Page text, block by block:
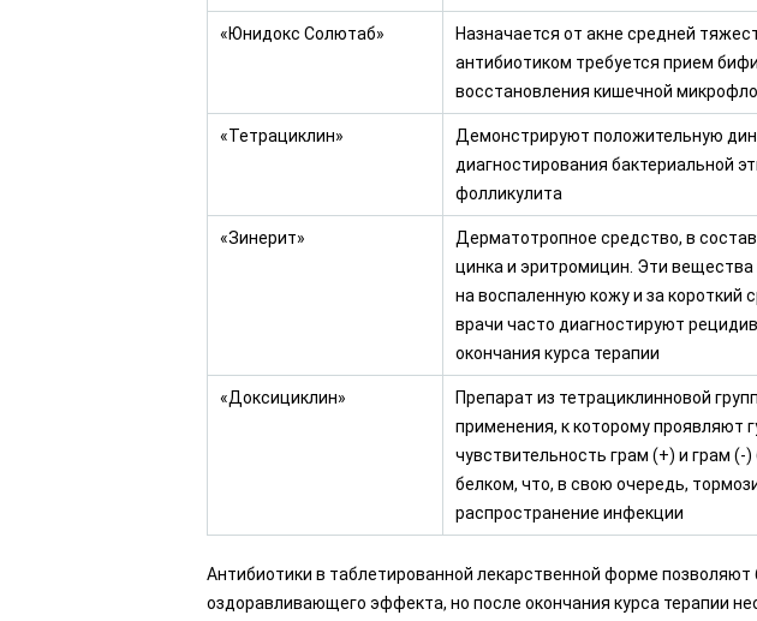
«Юнидокс Солютаб»
Назначается от акне средней
антибиотиком требуется прием
восстановления кишечной
«Тетрациклин»
Демонстрируют положительную
диагностирования бактериальной
фолликулита
«Зинерит»
Дерматотропное средство, в
цинка и эритромицин. Эти
на воспаленную кожу и за короткий
врачи часто диагностируют
окончания курса терапии
«Доксициклин»
Препарат из тетрациклинновой
применения, к которому проявляют
чувствительность грам (+) и грам (-
белком, что, в свою очередь,
распространение инфекции
Антибиотики в таблетированной лекарственной форме позволяют
оздоравливающего эффекта, но после окончания курса терапии